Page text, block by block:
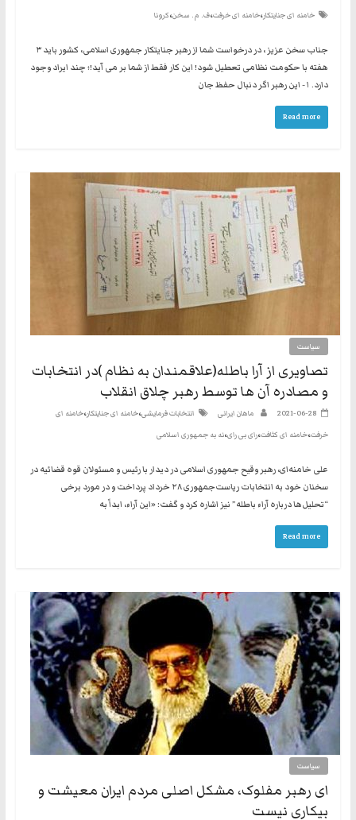
خامنه ای جنایتکار،خامنه ای خرفت،ف. م. سخن،کرونا
جناب سخن عزیز ، در درخواست شما از رهبر جنایتکار جمهوری اسلامی، کشور باید ۳
هفته با حکومت نظامی تعطیل شود! این کار فقط از شما بر می آید!؛ چند ایراد وجود
دارد. ۱- این رهبر اگر دنبال حفظ جان
Read more
سیاست
تصاویری از آرا باطله(علاقمندان به نظام )در انتخابات
و مصادره آن ها توسط رهبر چلاق انقلاب
2021-06-28 ماهان ایرانی انتخابات فرمایشی،خامنه ای جنایتکار،خامنه ای
خرفت،خامنه ای کثافت،رای بی رای،نه به جمهوری اسلامی
علی خامنه‌ای، رهبر وقیح جمهوری اسلامی در دیدار با رئیس و مسئولان قوه قضائیه در
سخنان خود به انتخابات ریاست‌جمهوری ۲۸ خرداد پرداخت و در مورد برخی
“تحلیل‌ها درباره آراء باطله” نیز اشاره کرد و گفت: «این آراء، ابداً به
Read more
سیاست
ای رهبر مفلوک، مشکل اصلی مردم ایران معیشت و
بیکاری نیست